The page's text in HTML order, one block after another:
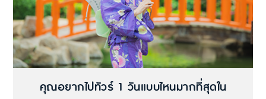
คุณอยากไปทัวร์ 1 วันแบบไหนมากที่สุดใน